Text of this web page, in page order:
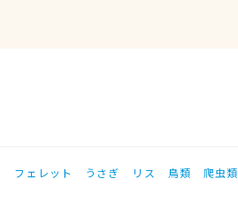
フェレット うさぎ リス 鳥類 爬虫類